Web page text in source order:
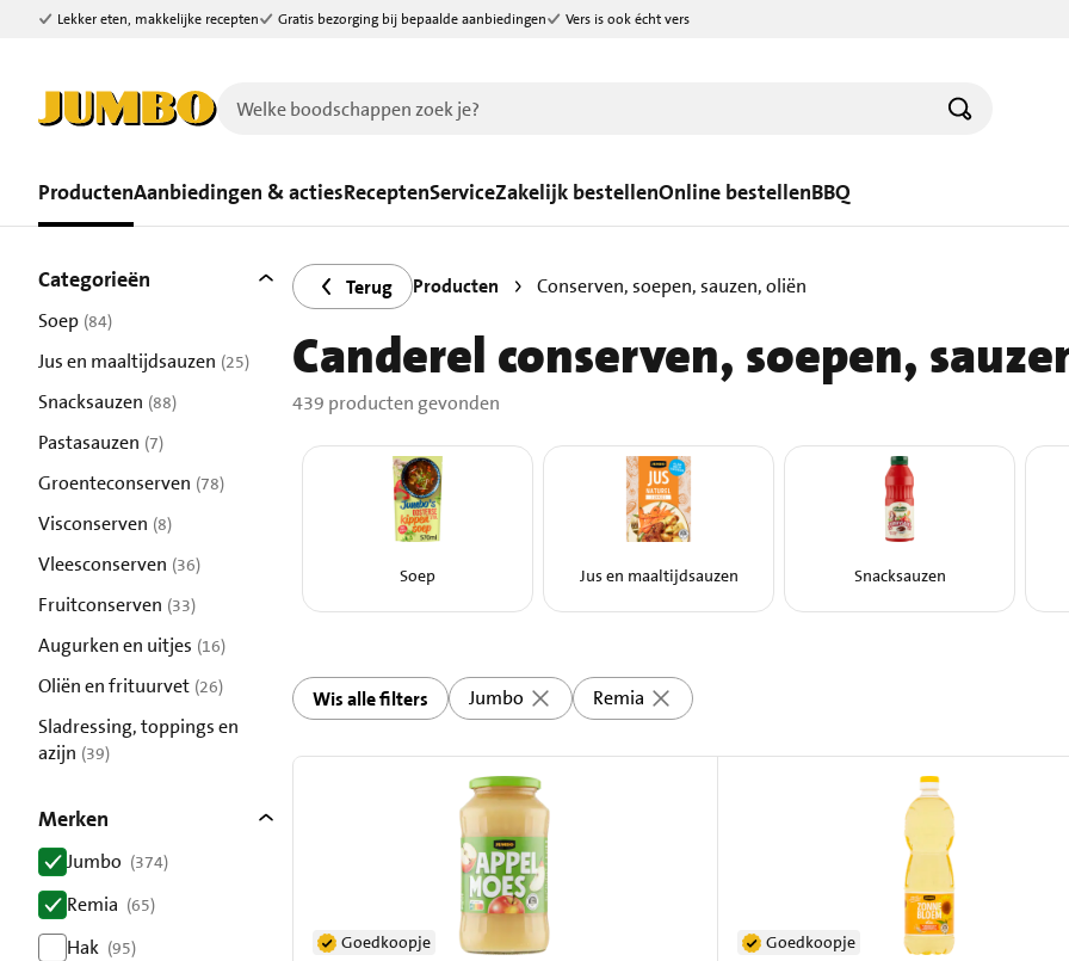
Ga naar zoeken
Ga naar hoofdinhoud
Lekker eten, makkelijke recepten Gratis bezorging bij bepaalde aanbiedingen Vers is ook écht vers
ProductenAanbiedingen & actiesReceptenServiceZakelijk bestellenOnline bestellenBBQ
439 producten gevonden.
Filters
Categorieën
Soep (84)
Jus en maaltijdsauzen (25)
Snacksauzen (88)
Pastasauzen (7)
Groenteconserven (78)
Visconserven (8)
Vleesconserven (36)
Fruitconserven (33)
Augurken en uitjes (16)
Oliën en frituurvet (26)
Sladressing, toppings en
azijn (39)
Merken
Jumbo (374)
resultaten
Remia (65)
resultaten
Hak (95)
Terug Producten Conserven, soepen, sauzen, oliën
Canderel conserven, soepen,
439 producten gevonden
Soep Jus en maaltijdsauzen Snacksauzen
Wis alle filters Jumbo Remia
Goedkoopje Goedkoopje